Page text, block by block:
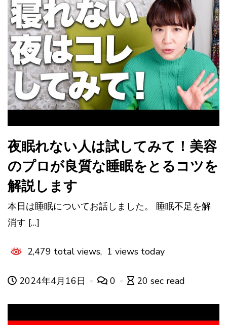
夜眠れない人は試してみて！美容
のプロが良質な睡眠をとるコツを
解説します
本日は睡眠についてお話しました。 睡眠不足を解
消す […]
2,479 total views, 1 views today
2024年4月16日 0 20 sec read